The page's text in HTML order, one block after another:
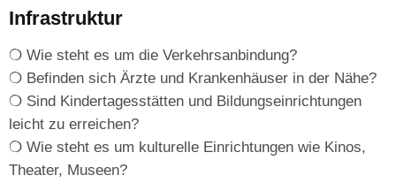
Infrastruktur
❍ Wie steht es um die Verkehrsanbindung?
❍ Befinden sich Ärzte und Krankenhäuser in der Nähe?
❍ Sind Kindertagesstätten und Bildungseinrichtungen
leicht zu erreichen?
❍ Wie steht es um kulturelle Einrichtungen wie Kinos,
Theater, Museen?